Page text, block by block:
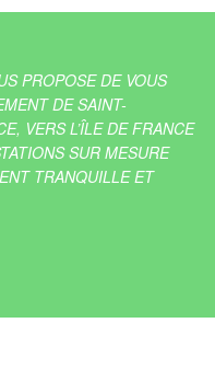
PROPOSE DE VOUS
DE SAINT-
VERS L’ÎLE DE FRANCE
SUR MESURE
TRANQUILLE ET